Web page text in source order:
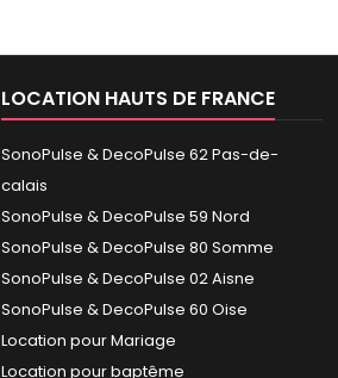
LOCATION HAUTS DE FRANCE
SonoPulse & DecoPulse 62 Pas-de-
calais
SonoPulse & DecoPulse 59 Nord
SonoPulse & DecoPulse 80 Somme
SonoPulse & DecoPulse 02 Aisne
SonoPulse & DecoPulse 60 Oise
Location pour Mariage
Location pour baptême